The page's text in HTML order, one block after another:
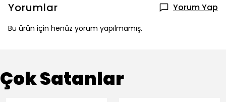
Yorumlar Yorum Yap
Bu ürün için henüz yorum yapılmamış.
Çok Satanlar